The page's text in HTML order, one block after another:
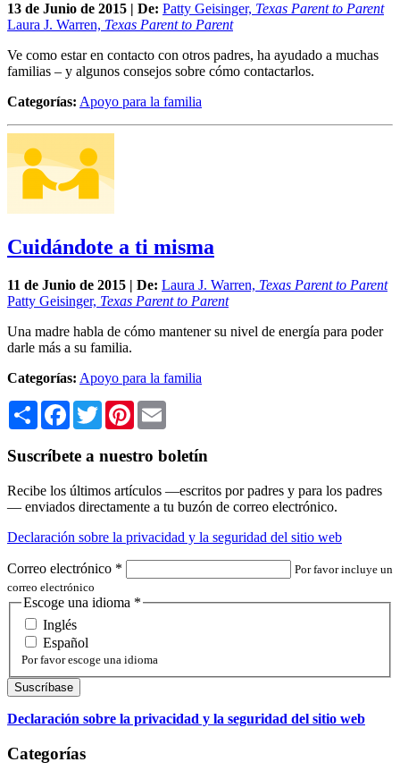
13 de Junio de 2015 | De: Patty Geisinger, Texas Parent to Parent
Laura J. Warren, Texas Parent to Parent
Ve como estar en contacto con otros padres, ha ayudado a muchas
familias – y algunos consejos sobre cómo contactarlos.
Categorías: Apoyo para la familia
Cuidándote a ti misma
11 de Junio de 2015 | De: Laura J. Warren, Texas Parent to Parent
Patty Geisinger, Texas Parent to Parent
Una madre habla de cómo mantener su nivel de energía para poder
darle más a su familia.
Categorías: Apoyo para la familia
Share Facebook
TwitterPinterest
Suscríbete a nuestro boletín
Recibe los últimos artículos —escritos por padres y para los padres
— enviados directamente a tu buzón de correo electrónico.
Declaración sobre la privacidad y la seguridad del sitio web
Correo electrónico *
Por favor incluye un
correo electrónico
Escoge una idioma *
Inglés
Español
Por favor escoge una idioma
Declaración sobre la privacidad y la seguridad del sitio web
Categorías